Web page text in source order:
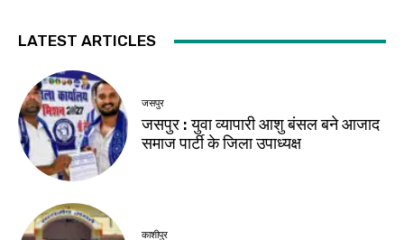
LATEST ARTICLES
जसपुर
जसपुर : युवा व्यापारी आशु बंसल बने आजाद
समाज पार्टी के जिला उपाध्यक्ष
काशीपुर